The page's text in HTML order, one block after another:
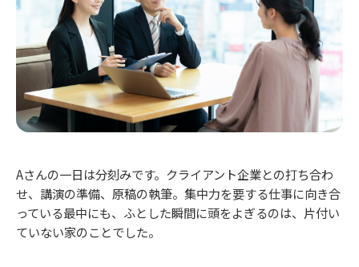
Aさんの一日は分刻みです。クライアント企業との打ち合わ
せ、講演の準備、原稿の執筆。集中力を要する仕事に向き合
っている最中にも、ふとした瞬間に頭をよぎるのは、片付い
ていない家のことでした。